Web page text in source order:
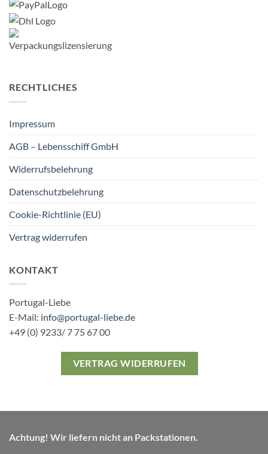
RECHTLICHES
Impressum
AGB – Lebensschiff GmbH
Widerrufsbelehrung
Datenschutzbelehrung
Cookie-Richtlinie (EU)
Vertrag widerrufen
KONTAKT
Portugal-Liebe
E-Mail: info@portugal-liebe.de
+49 (0) 9233/ 7 75 67 00
VERTRAG WIDERRUFEN
Achtung! Wir liefern nicht an Packstationen.